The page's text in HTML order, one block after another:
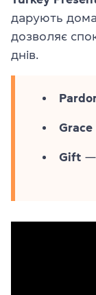
дарують
дозволяє
днів.
Grace
Gift —